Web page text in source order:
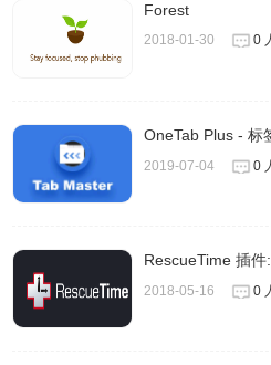
Forest
2018-01-30 0
OneTab Plus - 标
2019-07-04 0
RescueTime 插
2018-05-16 0